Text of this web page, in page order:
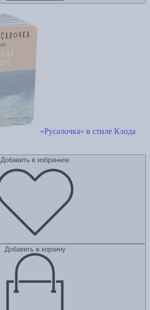
«Русалочка» в стиле Клода
Добавить в избранное
Добавить в корзину